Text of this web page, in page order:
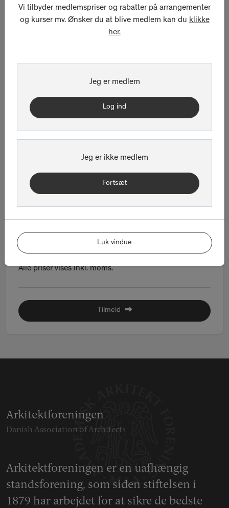
Vi tilbyder medlemspriser og rabatter på arrangementer
og kurser mv. Ønsker du at blive medlem kan du klikke
her.
Jeg er medlem
Log ind
Jeg er ikke medlem
Fortsæt
Luk vindue
Tidspunkt
Sted
Pris
FORUM-medlemmer: Gratis
FORUM_STUD-medlemmer: Gratis
Ikke-medlem: Gratis
Studerendemedlem af Arkitektforeningen: Gratis
Alle priser vises inkl. moms.
Tilmeld
Arkitektforeningen
Danish Association of Architects
Arkitektforeningen er en uafhængig
standsforening, som siden stiftelsen i
1879 har arbejdet for at sikre de bedste